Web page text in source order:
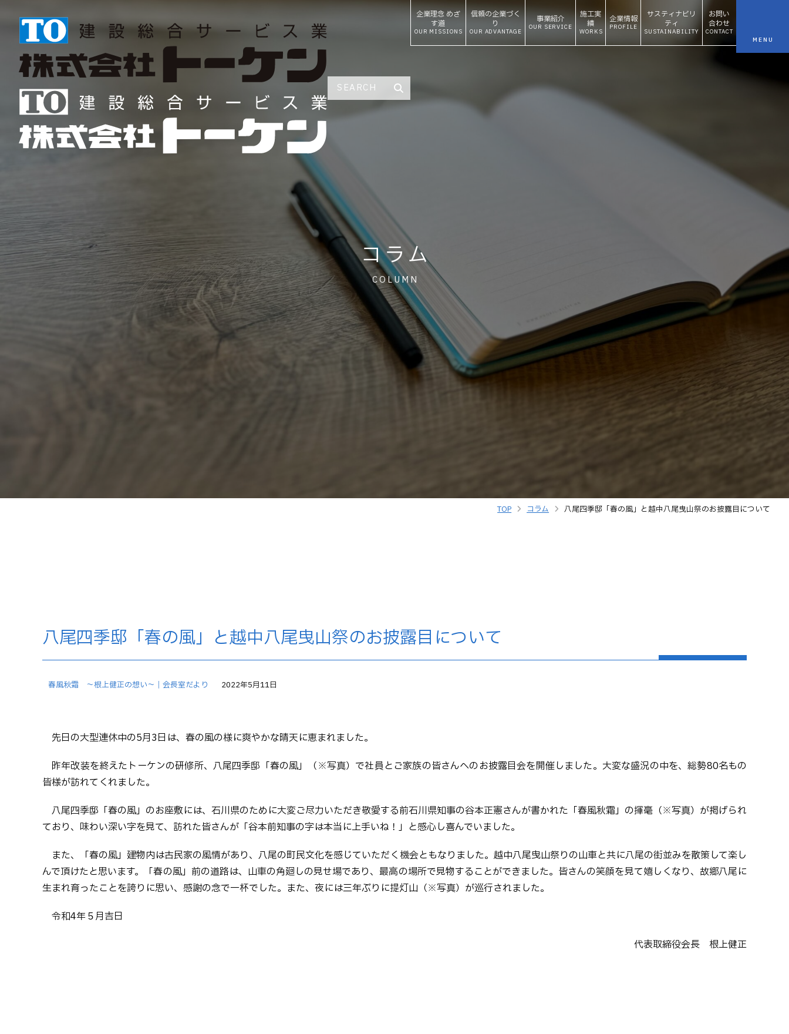
企業理念 めざ
す道
OUR MISSIONS
信頼の企業づく
り
OUR ADVANTAGE
事業紹介
OUR SERVICE
施工実
績
WORKS
企業情報
PROFILE
サスティナビリ
ティ
SUSTAINABILITY
お問い
合わせ
CONTACT
コラム
COLUMN
TOP コラム 八尾四季邸「春の風」と越中八尾曳山祭のお披露目について
八尾四季邸「春の風」と越中八尾曳山祭のお披露目について
春風秋霜 ～根上健正の想い～｜会長室だより 2022年5月11日
先日の大型連休中の5月3日は、春の風の様に爽やかな晴天に恵まれました。
昨年改装を終えたトーケンの研修所、八尾四季邸「春の風」（※写真）で社員とご家族の皆さんへのお披露目会を開催しました。大変な盛況の中を、総勢80名もの
皆様が訪れてくれました。
八尾四季邸「春の風」のお座敷には、石川県のために大変ご尽力いただき敬愛する前石川県知事の谷本正憲さんが書かれた「春風秋霜」の揮毫（※写真）が掲げられ
ており、味わい深い字を見て、訪れた皆さんが「谷本前知事の字は本当に上手いね！」と感心し喜んでいました。
また、「春の風」建物内は古民家の風情があり、八尾の町民文化を感じていただく機会ともなりました。越中八尾曳山祭りの山車と共に八尾の街並みを散策して楽し
んで頂けたと思います。「春の風」前の道路は、山車の角廻しの見せ場であり、最高の場所で見物することができました。皆さんの笑顔を見て嬉しくなり、故郷八尾に
生まれ育ったことを誇りに思い、感謝の念で一杯でした。また、夜には三年ぶりに提灯山（※写真）が巡行されました。
令和4年５月吉日
代表取締役会長 根上健正